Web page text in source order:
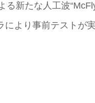
新たな人工波
より事前テストが